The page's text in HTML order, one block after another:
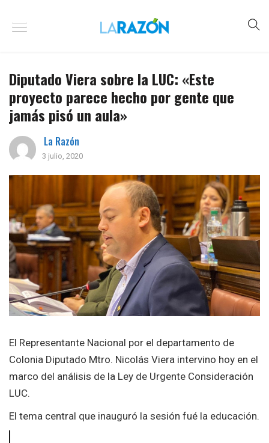
Diputado Viera sobre la LUC: «Este
proyecto parece hecho por gente que
jamás pisó un aula»
La Razón
3 julio, 2020
El Representante Nacional por el departamento de
Colonia Diputado Mtro. Nicolás Viera intervino hoy en el
marco del análisis de la Ley de Urgente Consideración
LUC.
El tema central que inauguró la sesión fué la educación.